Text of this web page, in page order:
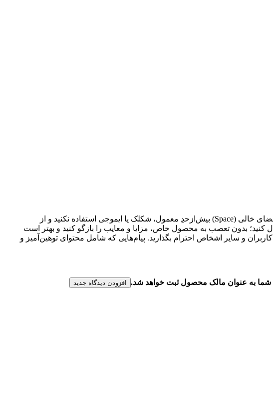
لطفا پیش از ارسال نظر، خلاصه قوانین زیر را مطالعه کنید: فارسی بنویسید و از کیبورد فارسی استفاده کنید. بهتر است از فضای خالی (Space) بیش‌از‌حدِ معمول، شکلک یا ایموجی استفاده نکنید و از
بدون تعصب به محصول خاص، مزایا و معایب را بازگو کنید و بهتر است
و سایر اشخاص احترام بگذارید. پیام‌هایی که شامل محتوای توهین‌آمیز و
شما به عنوان مالک محصول ثبت خواهد شد. افزودن دیدگاه جدید